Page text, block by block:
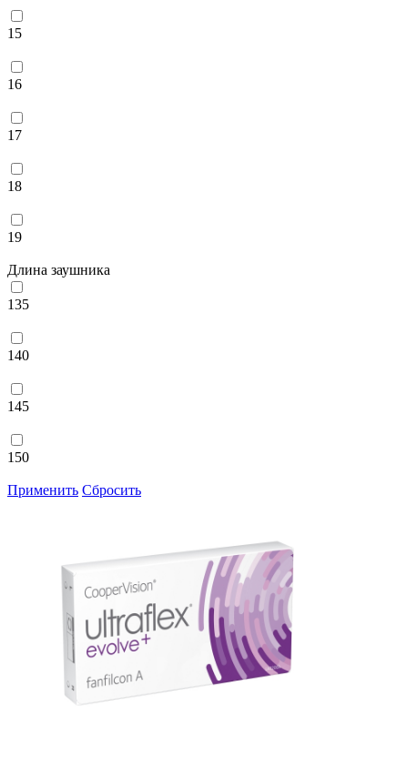
15
16
17
18
19
Длина заушника
135
140
145
150
Применить Сбросить